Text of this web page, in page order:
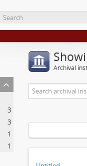
3
3
1
1
Archival